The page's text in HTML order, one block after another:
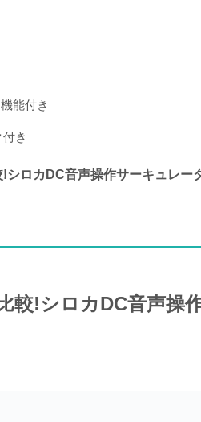
能付き
き
ロカDC音声操作サーキュレー
較!シロカDC音声操